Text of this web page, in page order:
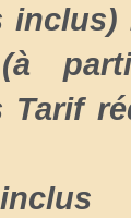
inclus)
(à
Tarif